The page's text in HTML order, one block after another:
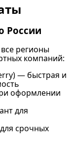
России
регионы
компаний:
— быстрая и
оформлении
для
срочных